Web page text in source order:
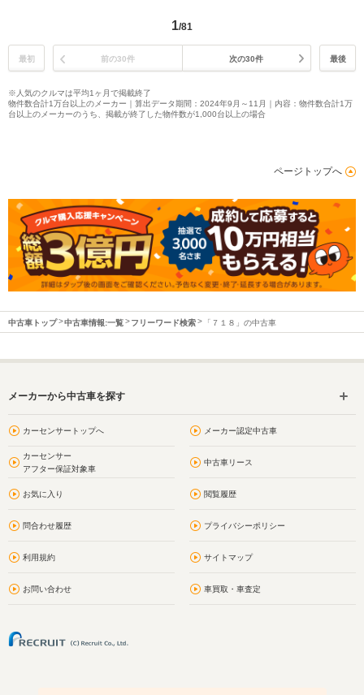
1/81
最初 前の30件 次の30件 最後
※人気のクルマは平均1ヶ月で掲載終了
物件数合計1万台以上のメーカー｜算出データ期間：2024年9月～11月｜内容：物件数合計1万
台以上のメーカーのうち、掲載が終了した物件数が1,000台以上の場合
ページトップへ
中古車トップ 中古車情報:一覧 フリーワード検索 「７１８」の中古車
メーカーから中古車を探す
カーセンサートップへ メーカー認定中古車
カーセンサー
アフター保証対象車
中古車リース
お気に入り 閲覧履歴
問合わせ履歴 プライバシーポリシー
利用規約 サイトマップ
お問い合わせ 車買取・車査定